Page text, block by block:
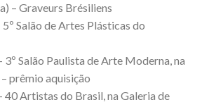
– Graveurs Brésiliens
Salão de Artes Plásticas do
3º Salão Paulista de Arte Moderna, na
prêmio aquisição
40 Artistas do Brasil, na Galeria de